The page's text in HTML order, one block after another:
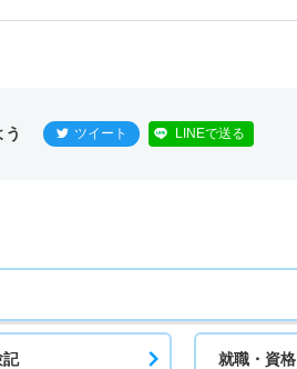
ツイート LINEで送る
記 就職・資格